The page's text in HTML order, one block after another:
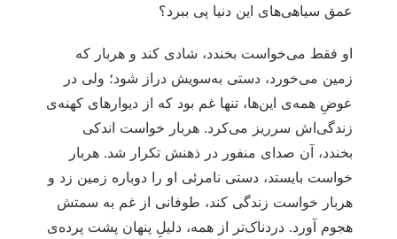
عمق سیاهی‌های این دنیا پی ببرد؟
او فقط می‌خواست بخندد، شادی کند و هربار که
زمین می‌خورد، دستی به‌سویش دراز شود؛ ولی در
عوضِ همه‌ی این‌ها، تنها غم بود که از دیوارهای کهنه‌ی
زندگی‌اش سرریز می‌کرد. هربار خواست اندکی
بخندد، آن صدای منفور در ذهنش تکرار شد. هربار
خواست بایستد، دستی نامرئی او را دوباره زمین زد و
هربار خواست زندگی کند، طوفانی از غم به سمتش
هجوم آورد. دردناک‌تر از همه، دلیلِ پنهان پشت پرده‌ی